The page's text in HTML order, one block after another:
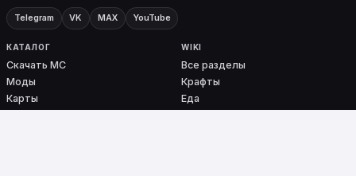
Telegram VK MAX YouTube
КАТАЛОГ
Скачать MC
Моды
Карты
WIKI
Все разделы
Крафты
Еда